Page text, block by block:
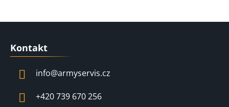
u
Z
Kontakt
info@armyservis.cz
+420 739 670 256